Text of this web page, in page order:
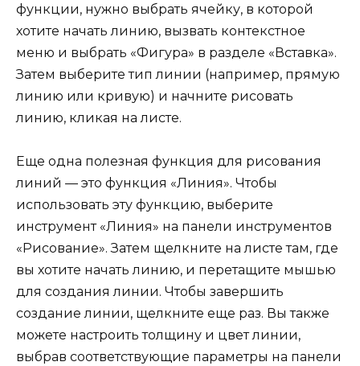
функции, нужно выбрать ячейку, в которой
хотите начать линию, вызвать контекстное
меню и выбрать «Фигура» в разделе «Вставка».
Затем выберите тип линии (например, прямую
линию или кривую) и начните рисовать
линию, кликая на листе.
Еще одна полезная функция для рисования
линий — это функция «Линия». Чтобы
использовать эту функцию, выберите
инструмент «Линия» на панели инструментов
«Рисование». Затем щелкните на листе там, где
вы хотите начать линию, и перетащите мышью
для создания линии. Чтобы завершить
создание линии, щелкните еще раз. Вы также
можете настроить толщину и цвет линии,
выбрав соответствующие параметры на панели